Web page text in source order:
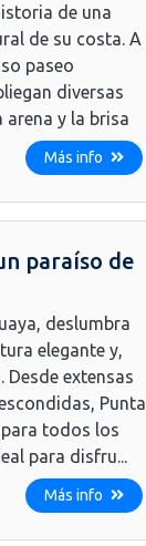
de una
de su costa. A
paseo
diversas
y la brisa
Más info
paraíso de
deslumbra
elegante y,
Desde extensas
Punta
todos los
para disfru...
Más info